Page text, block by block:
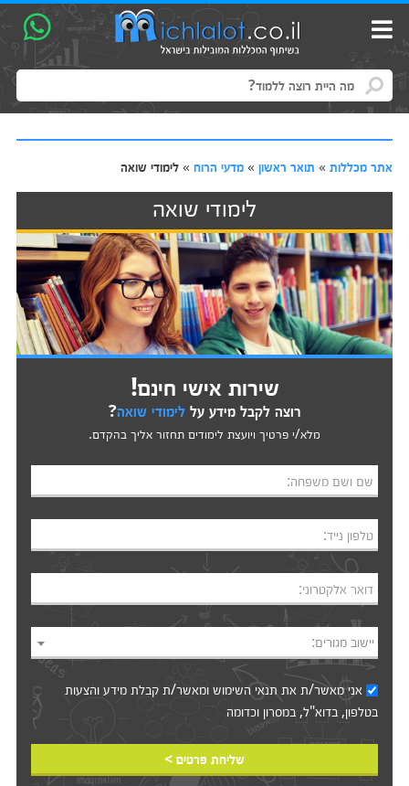
אתר מכללות» תואר ראשון» מדעי הרוח» לימודי שואה
לימודי שואה
שירות אישי חינם!
רוצה לקבל מידע עללימודי שואה?
מלא/י פרטיך ויועצת לימודים תחזור אליך בהקדם.
שם ושם משפחה:
טלפון נייד:
דואר אלקטרוני:
יישוב מגורים:
אני מאשר/ת אתתנאי השימושומאשר/ת קבלת מידע והצעות
בטלפון, בדוא"ל, במסרון וכדומה‎‎
שליחת פרטים >